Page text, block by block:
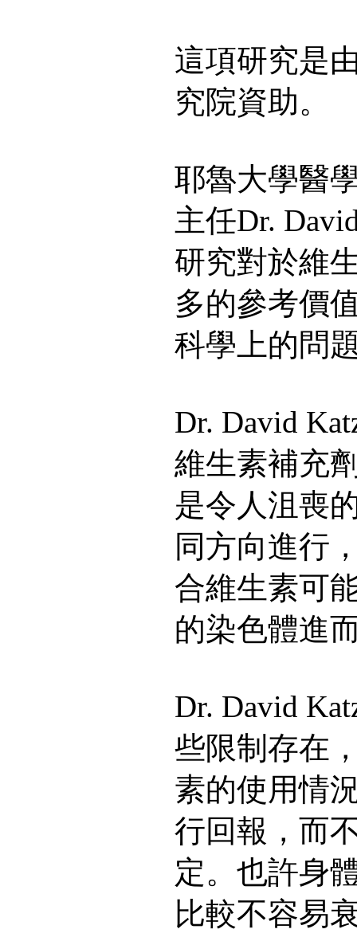
這項研究是
究院資助。
耶魯大學醫
主任Dr.
研究對於維
多的參考價
科學上的問
Dr. David
維生素補充
是令人沮喪
同方向進行
合維生素可
的染色體進
Dr. David
些限制存在
素的使用情
行回報，而
定。也許身
比較不容易